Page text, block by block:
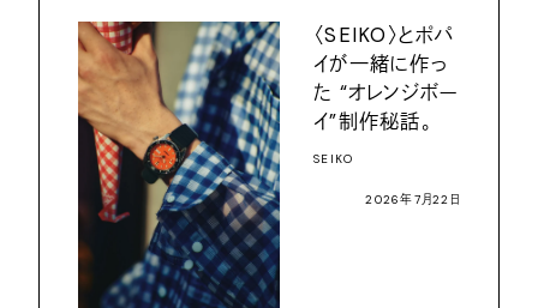
〈SEIKO〉とポパ
イが一緒に作っ
た “オレンジボー
イ”制作秘話。
SEIKO
2026年7月22日